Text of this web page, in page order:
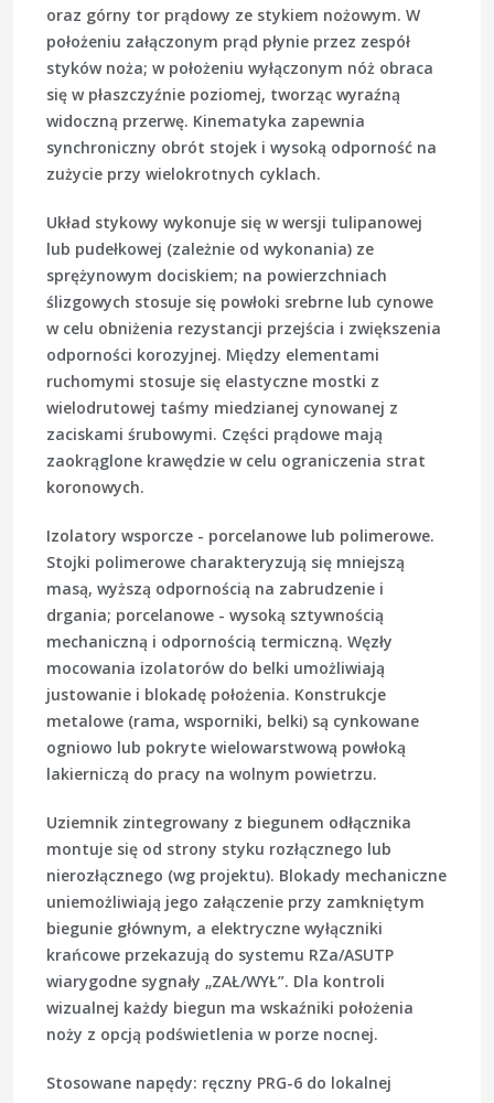
oraz górny tor prądowy ze stykiem nożowym. W
położeniu załączonym prąd płynie przez zespół
styków noża; w położeniu wyłączonym nóż obraca
się w płaszczyźnie poziomej, tworząc wyraźną
widoczną przerwę. Kinematyka zapewnia
synchroniczny obrót stojek i wysoką odporność na
zużycie przy wielokrotnych cyklach.
Układ stykowy wykonuje się w wersji tulipanowej
lub pudełkowej (zależnie od wykonania) ze
sprężynowym dociskiem; na powierzchniach
ślizgowych stosuje się powłoki srebrne lub cynowe
w celu obniżenia rezystancji przejścia i zwiększenia
odporności korozyjnej. Między elementami
ruchomymi stosuje się elastyczne mostki z
wielodrutowej taśmy miedzianej cynowanej z
zaciskami śrubowymi. Części prądowe mają
zaokrąglone krawędzie w celu ograniczenia strat
koronowych.
Izolatory wsporcze - porcelanowe lub polimerowe.
Stojki polimerowe charakteryzują się mniejszą
masą, wyższą odpornością na zabrudzenie i
drgania; porcelanowe - wysoką sztywnością
mechaniczną i odpornością termiczną. Węzły
mocowania izolatorów do belki umożliwiają
justowanie i blokadę położenia. Konstrukcje
metalowe (rama, wsporniki, belki) są cynkowane
ogniowo lub pokryte wielowarstwową powłoką
lakierniczą do pracy na wolnym powietrzu.
Uziemnik zintegrowany z biegunem odłącznika
montuje się od strony styku rozłącznego lub
nierozłącznego (wg projektu). Blokady mechaniczne
uniemożliwiają jego załączenie przy zamkniętym
biegunie głównym, a elektryczne wyłączniki
krańcowe przekazują do systemu RZa/ASUTP
wiarygodne sygnały „ZAŁ/WYŁ”. Dla kontroli
wizualnej każdy biegun ma wskaźniki położenia
noży z opcją podświetlenia w porze nocnej.
Stosowane napędy: ręczny PRG-6 do lokalnej